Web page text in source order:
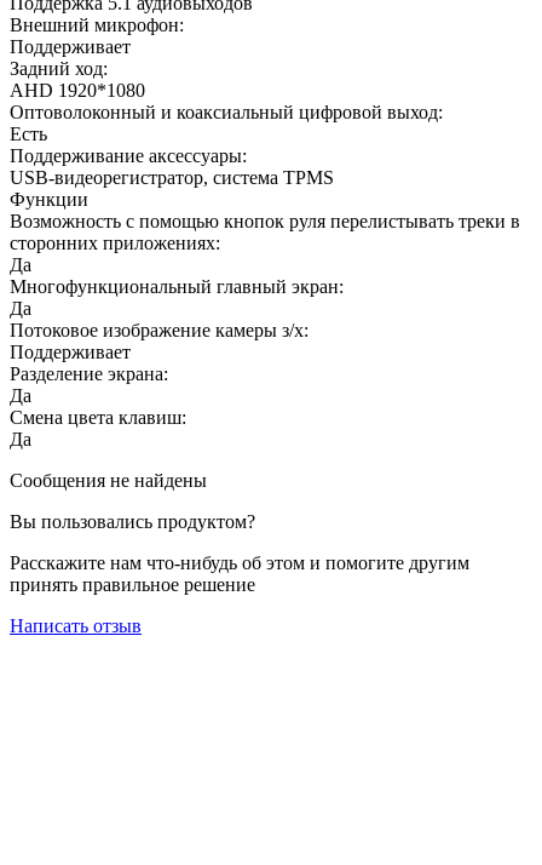
Внешний микрофон:
Поддерживает
Задний ход:
AHD 1920*1080
Оптоволоконный и коаксиальный цифровой выход:
Есть
Поддерживание аксессуары:
USB-видеорегистратор, система TPMS
Функции
Возможность с помощью кнопок руля перелистывать треки в
сторонних приложениях:
Да
Многофункциональный главный экран:
Да
Потоковое изображение камеры з/х:
Поддерживает
Разделение экрана:
Да
Смена цвета клавиш:
Да
Сообщения не найдены
Вы пользовались продуктом?
Расскажите нам что-нибудь об этом и помогите другим
принять правильное решение
Написать отзыв